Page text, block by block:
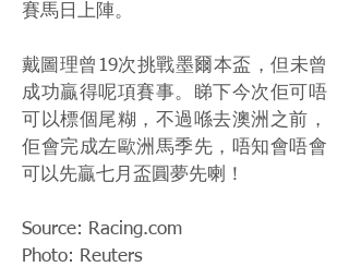
賽馬日上陣。
戴圖理曾19次挑戰墨爾本盃，但未曾
成功贏得呢項賽事。睇下今次佢可唔
可以標個尾糊，不過喺去澳洲之前，
佢會完成左歐洲馬季先，唔知會唔會
可以先贏七月盃圓夢先喇！
Source: Racing.com
Photo: Reuters